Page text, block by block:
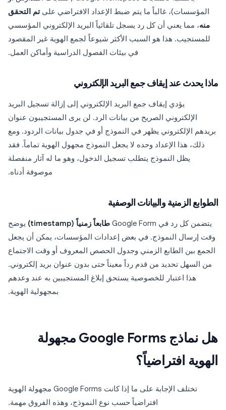
المؤسسات)، غالباً ما يتم ضبط الإعداد الافتراضي علىتم التحقق
منه، مما يعني أن كل رد يسجل تلقائياً البريد الإلكتروني المؤسسي
للمستجيب. هذا هو السبب الأكثر شيوعاً لجمع الهوية غير المقصود
في بيئات الفصول الدراسية وأماكن العمل.
ماذا يحدث عند إيقاف جمع البريد الإلكتروني
يؤدي إيقاف جمع البريد الإلكتروني إلى إزالة تسجيل البريد
الإلكتروني الصريح من بيانات الرد. لن يرى المستجيبون عنوان
بريدهم الإلكتروني يظهر في النموذج أو في جدول بيانات الردود. ومع
ذلك، هذا الإعداد وحده لا يجعل النموذج مجهول الهوية تماماً. فقد
يظل النموذج يتطلب تسجيل الدخول، وهو ما له آثار منفصلة
موصوفة أدناه.
الطوابع الزمنية والبيانات الوصفية
يتضمن كل رد في Google Form طابعاً زمنياً (timestamp)
يوضح
وقت إرسال النموذج. في بعض إعدادات المؤسسات، يمكن أن يجعل
الجمع بين الطابع الزمني وجدول الحصص المعروف أو وقت الاجتماع
من السهل تحديد من قدم رداً معيناً حتى بدون عنوان بريد إلكتروني.
هذا اعتبار للخصوصية يستحق إبلاغ المستجيبين به عند وعدهم
بمجهولية الهوية.
هل نماذج Google Forms مجهولة
الهوية افتراضياً؟
تختلف الإجابة على ما إذا كانت Google Forms مجهولة الهوية
افتراضياً حسب نوع النموذج، وهذه الفروق مهمة.